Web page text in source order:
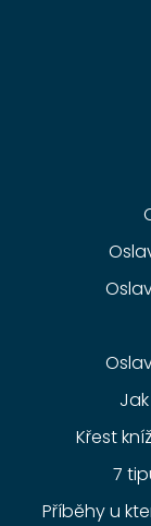
Křest
7
Příběhy u